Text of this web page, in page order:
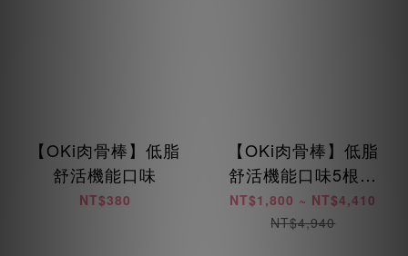
【OKi肉骨棒】低脂
舒活機能口味
NT$380
【OKi肉骨棒】低脂
舒活機能口味5根、
13根
NT$1,800 ~ NT$4,410
NT$4,940